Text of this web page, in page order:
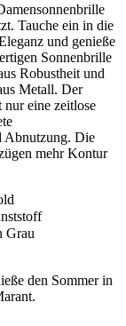
Tauche ein in die
und genieße
Sonnenbrille
Robustheit und
Metall. Der
eine zeitlose
Abnutzung. Die
mehr Kontur
Grau
den Sommer in